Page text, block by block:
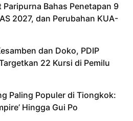
Paripurna Bahas Penetapan 9
2027, dan Perubahan KUA-
dan Doko, PDIP
22 Kursi di Pemilu
Paling Populer di Tiongkok:
Hingga Gui Po